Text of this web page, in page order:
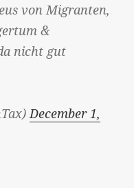
von Migranten,
&
nicht gut
December 1,